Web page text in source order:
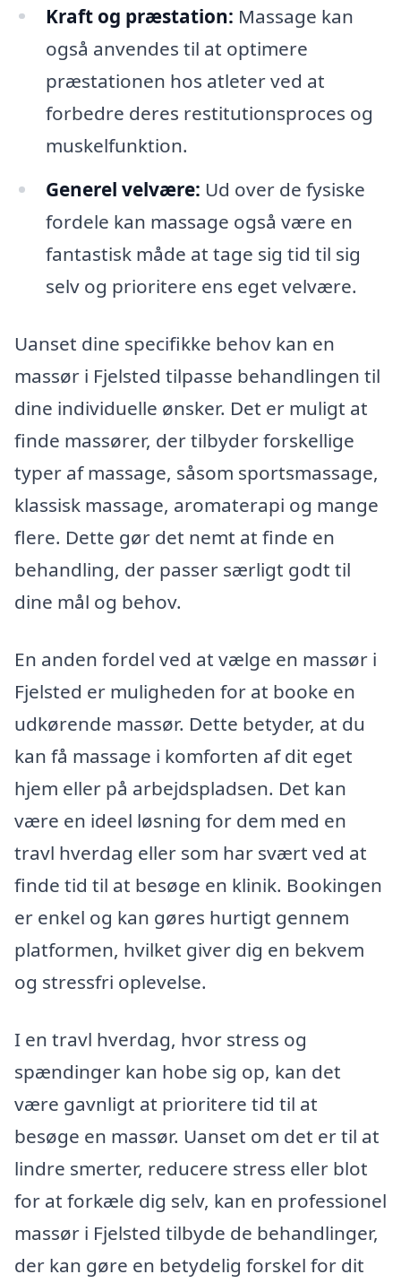
Kraft og præstation: Massage kan
også anvendes til at optimere
præstationen hos atleter ved at
forbedre deres restitutionsproces og
muskelfunktion.
Generel velvære: Ud over de fysiske
fordele kan massage også være en
fantastisk måde at tage sig tid til sig
selv og prioritere ens eget velvære.
Uanset dine specifikke behov kan en
massør i Fjelsted tilpasse behandlingen til
dine individuelle ønsker. Det er muligt at
finde massører, der tilbyder forskellige
typer af massage, såsom sportsmassage,
klassisk massage, aromaterapi og mange
flere. Dette gør det nemt at finde en
behandling, der passer særligt godt til
dine mål og behov.
En anden fordel ved at vælge en massør i
Fjelsted er muligheden for at booke en
udkørende massør. Dette betyder, at du
kan få massage i komforten af dit eget
hjem eller på arbejdspladsen. Det kan
være en ideel løsning for dem med en
travl hverdag eller som har svært ved at
finde tid til at besøge en klinik. Bookingen
er enkel og kan gøres hurtigt gennem
platformen, hvilket giver dig en bekvem
og stressfri oplevelse.
I en travl hverdag, hvor stress og
spændinger kan hobe sig op, kan det
være gavnligt at prioritere tid til at
besøge en massør. Uanset om det er til at
lindre smerter, reducere stress eller blot
for at forkæle dig selv, kan en professionel
massør i Fjelsted tilbyde de behandlinger,
der kan gøre en betydelig forskel for dit